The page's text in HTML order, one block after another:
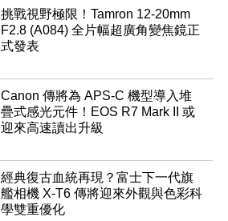
挑戰視野極限！Tamron 12-20mm
F2.8 (A084) 全片幅超廣角變焦鏡正
式發表
Canon 傳將為 APS-C 機型導入堆
疊式感光元件！EOS R7 Mark II 或
迎來高速讀出升級
經典復古血統再現？富士下一代旗
艦相機 X-T6 傳將迎來外觀與色彩科
學雙重優化